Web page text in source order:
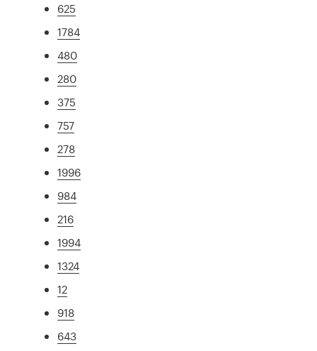
625
1784
480
280
375
757
278
1996
984
216
1994
1324
12
918
643